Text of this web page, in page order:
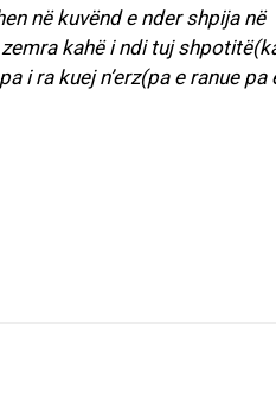
në kuvënd e nder shpija në
kahë i ndi tuj
i ra kuej n’erz(pa e ranue pa